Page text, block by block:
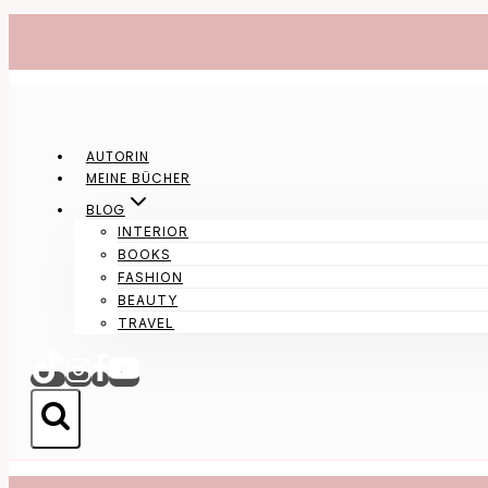
springen
AUTORIN
MEINE BÜCHER
BLOG
INTERIOR
BOOKS
FASHION
BEAUTY
TRAVEL